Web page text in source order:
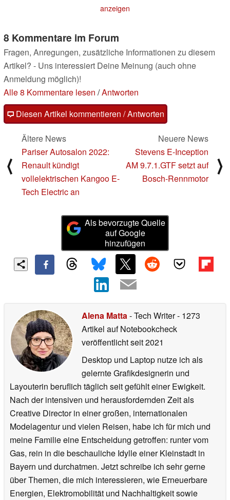
anzeigen
8 Kommentare im Forum
Fragen, Anregungen, zusätzliche Informationen zu diesem
Artikel? - Uns interessiert Deine Meinung (auch ohne
Anmeldung möglich)!
Alle 8 Kommentare lesen /Antworten
Diesen Artikel kommentieren / Antworten
⟨
Ältere News
Pariser Autosalon 2022:
Renault kündigt
vollelektrischen Kangoo E-
Tech Electric an
Neuere News
Stevens E-Inception
AM 9.7.1.GTF setzt auf
Bosch-Rennmotor
⟩
Als bevorzugte Quelle
auf Google
hinzufügen
Alena Matta- Tech Writer- 1273
Artikel auf Notebookcheck
veröffentlichtseit 2021
Desktop und Laptop nutze ich als
gelernte Grafikdesignerin und
Layouterin beruflich täglich seit gefühlt einer Ewigkeit.
Nach der intensiven und herausfordernden Zeit als
Creative Director in einer großen, internationalen
Modelagentur und vielen Reisen, habe ich für mich und
meine Familie eine Entscheidung getroffen: runter vom
Gas, rein in die beschauliche Idylle einer Kleinstadt in
Bayern und durchatmen. Jetzt schreibe ich sehr gerne
über Themen, die mich interessieren, wie Erneuerbare
Energien, Elektromobilität und Nachhaltigkeit sowie